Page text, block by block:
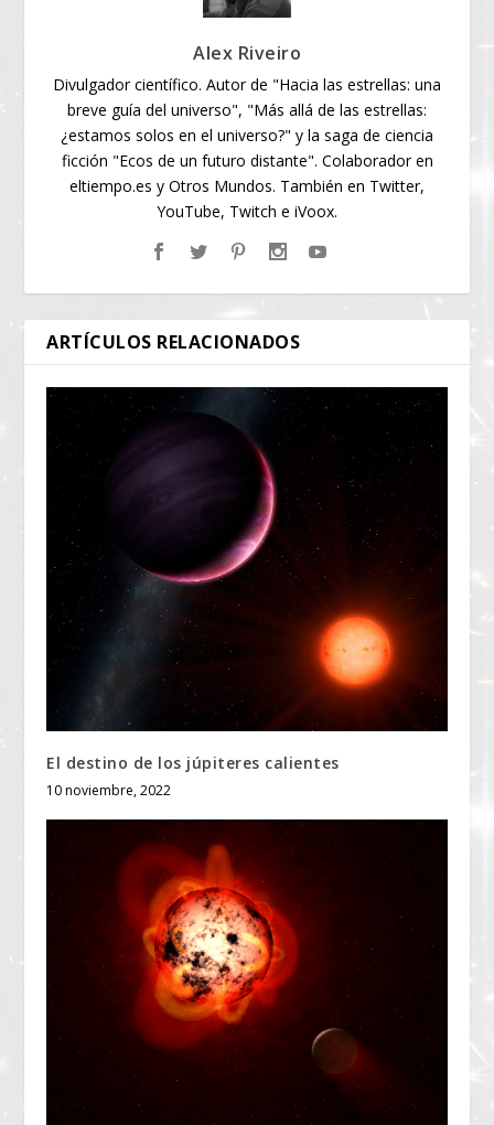
Alex Riveiro
Divulgador científico. Autor de "Hacia las estrellas: una
breve guía del universo", "Más allá de las estrellas:
¿estamos solos en el universo?" y la saga de ciencia
ficción "Ecos de un futuro distante". Colaborador en
eltiempo.es y Otros Mundos. También en Twitter,
YouTube, Twitch e iVoox.
ARTÍCULOS RELACIONADOS
El destino de los júpiteres calientes
10 noviembre, 2022